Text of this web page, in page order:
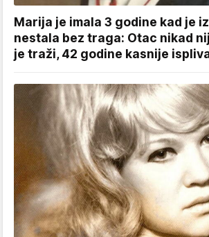
Marija je imala 3 godine kad je
nestala bez traga: Otac nikad
je traži, 42 godine kasnije